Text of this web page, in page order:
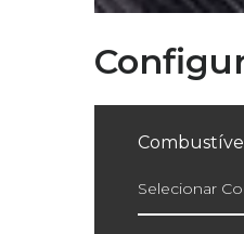
Combustível
Selecionar